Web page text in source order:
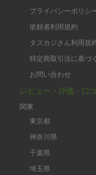
プライバシーポリシ
依頼者利用規約
タスカジさん利用規
特定商取引法に基づ
お問い合わせ
レビュー・評価・口
関東
東京都
神奈川県
千葉県
埼玉県